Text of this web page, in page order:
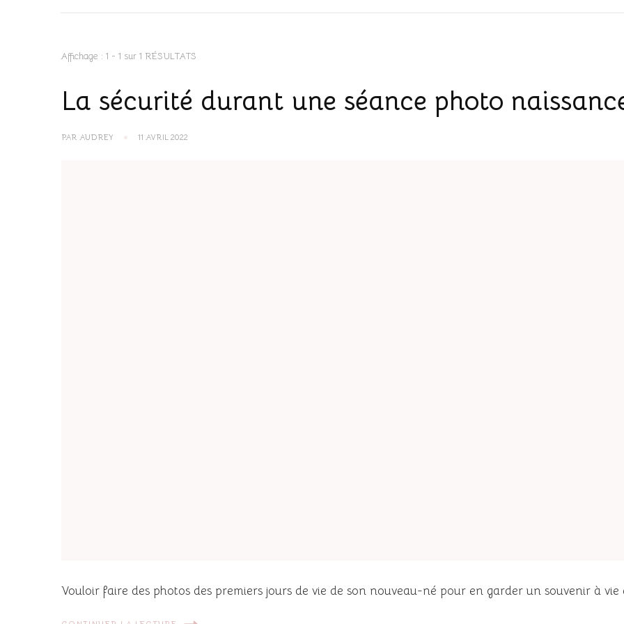
Affichage : 1 - 1 sur 1 RÉSULTATS
La sécurité durant une séance photo
PAR AUDREY 11 AVRIL 2022
Vouloir faire des photos des premiers jours de vie de son nouveau-né pour en garder un souvenir à vie